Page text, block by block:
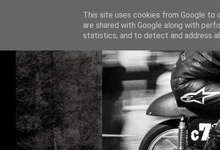
This site uses cookies from Google to
are shared with Google along with
statistics, and to detect and address